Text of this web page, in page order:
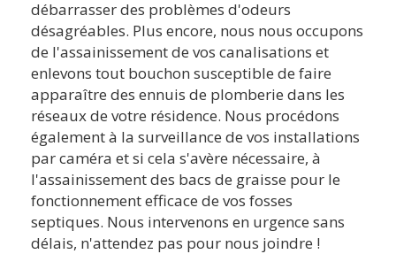
débarrasser des problèmes d'odeurs
désagréables. Plus encore, nous nous occupons
de l'assainissement de vos canalisations et
enlevons tout bouchon susceptible de faire
apparaître des ennuis de plomberie dans les
réseaux de votre résidence. Nous procédons
également à la surveillance de vos installations
par caméra et si cela s'avère nécessaire, à
l'assainissement des bacs de graisse pour le
fonctionnement efficace de vos fosses
septiques. Nous intervenons en urgence sans
délais, n'attendez pas pour nous joindre !